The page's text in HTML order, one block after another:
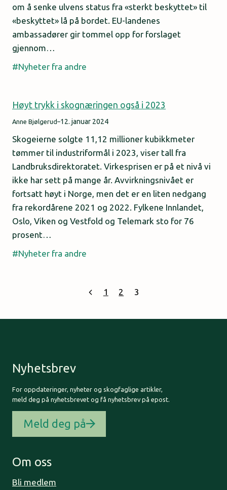
om å senke ulvens status fra «sterkt beskyttet» til
«beskyttet» lå på bordet. EU-landenes
ambassadører gir tommel opp for forslaget
gjennom…
Nyheter fra andre
Høyt trykk i skognæringen også i 2023
Anne Bjølgerud–12. januar 2024
Skogeierne solgte 11,12 millioner kubikkmeter
tømmer til industriformål i 2023, viser tall fra
Landbruksdirektoratet. Virkesprisen er på et nivå vi
ikke har sett på mange år. Avvirkningsnivået er
fortsatt høyt i Norge, men det er en liten nedgang
fra rekordårene 2021 og 2022. Fylkene Innlandet,
Oslo, Viken og Vestfold og Telemark sto for 76
prosent…
Nyheter fra andre
navigation
Previous
1 2 3
Nyhetsbrev
For oppdateringer, nyheter og skogfaglige artikler,
meld deg på nyhetsbrevet og få nyhetsbrev på epost.
Meld deg på
Om oss
Bli medlem